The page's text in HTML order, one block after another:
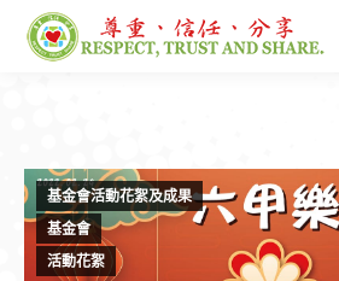
基金會活動花絮及成果
基金會
活動花絮